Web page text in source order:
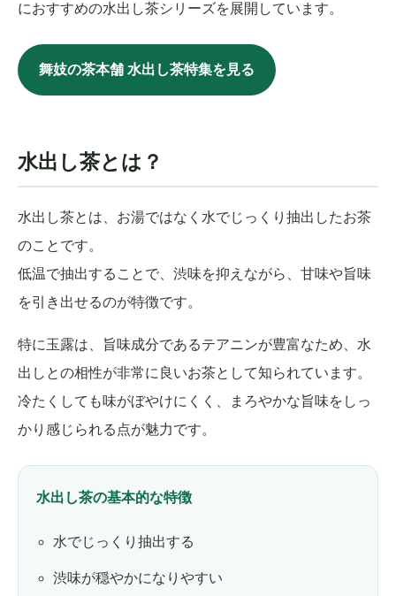
におすすめの水出し茶シリーズを展開しています。
舞妓の茶本舗 水出し茶特集を見る
水出し茶とは？
水出し茶とは、お湯ではなく水でじっくり抽出したお茶
のことです。
低温で抽出することで、渋味を抑えながら、甘味や旨味
を引き出せるのが特徴です。
特に玉露は、旨味成分であるテアニンが豊富なため、水
出しとの相性が非常に良いお茶として知られています。
冷たくしても味がぼやけにくく、まろやかな旨味をしっ
かり感じられる点が魅力です。
水出し茶の基本的な特徴
水でじっくり抽出する
渋味が穏やかになりやすい